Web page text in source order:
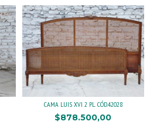
CAMA LUIS XVI 2 PL. CÓD.42028
$878.500,00